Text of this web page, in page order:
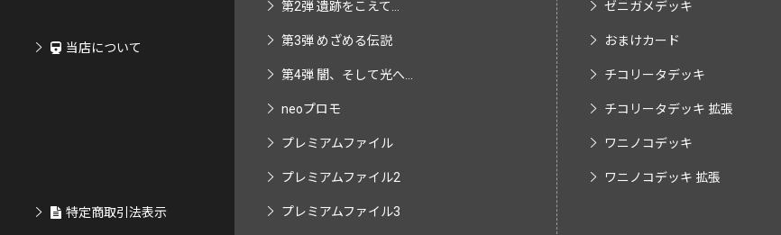
当店について
特定商取引法表示
第2弾 遺跡をこえて...
第3弾 めざめる伝説
第4弾 闇、そして光へ...
neoプロモ
プレミアムファイル
プレミアムファイル2
プレミアムファイル3
ゼニガメデッキ
おまけカード
チコリータデッキ
チコリータデッキ 拡張
ワニノコデッキ
ワニノコデッキ 拡張